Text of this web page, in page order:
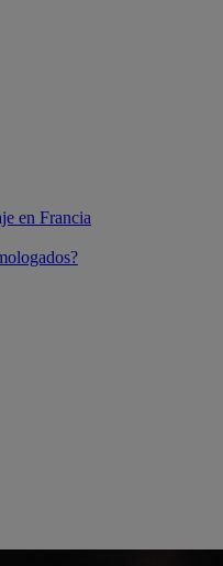
en Francia